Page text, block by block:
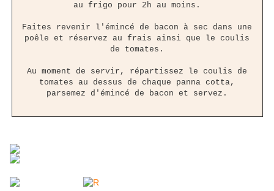
au frigo pour 2h au moins.
Faites revenir l'émincé de bacon à sec dans une
poêle et réservez au frais ainsi que le coulis
de tomates.
Au moment de servir, répartissez le coulis de
tomates au dessus de chaque panna cotta,
parsemez d'émincé de bacon et servez.